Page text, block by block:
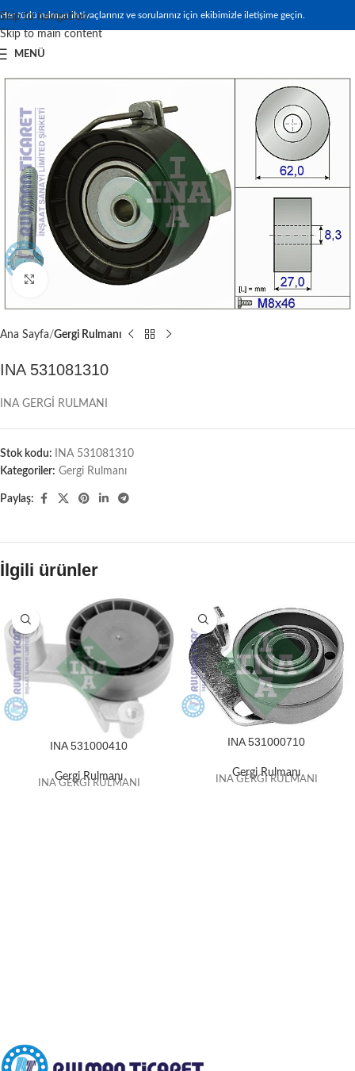
Skip to navigation
Skip to main content
Her türlü rulman ihtiyaçlarınız ve sorularınız için ekibimizle iletişime geçin.
MENÜ
Büyütmek için tıklayın
Ana Sayfa Gergi Rulmanı
INA 531081310
INA GERGİ RULMANI
Stok kodu:
INA 531081310
Kategoriler: Gergi Rulmanı
Paylaş:
İlgili ürünler
INA 531000410
Gergi Rulmanı
INA GERGİ RULMANI
INA 531000710
Gergi Rulmanı
INA GERGİ RULMANI